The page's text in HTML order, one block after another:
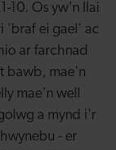
10. Os yw'n llai
'braf ei gael' ac
ar farchnad
bawb, mae'n
mae'n well
a mynd i'r
- er